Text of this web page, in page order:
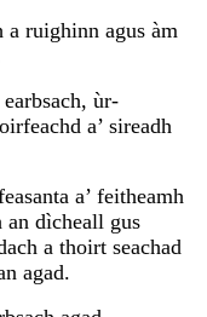
a ruighinn agus àm
ùr-
a’ sireadh
a’ feitheamh
an dìcheall gus
a thoirt seachad
agad.